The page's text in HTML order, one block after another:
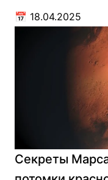
📅 18.04.2025
Секреты